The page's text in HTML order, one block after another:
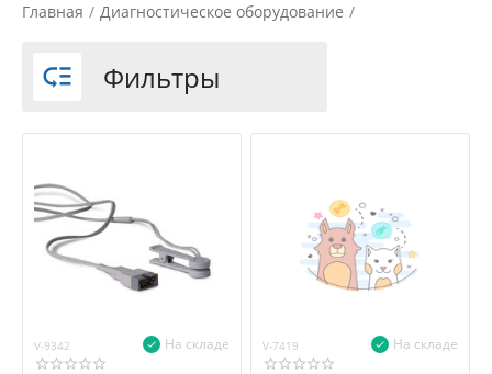
₽–
Производители
Dixion (Россия)
Mindray (Китай)
Главная / Диагностическое оборудование /
 Фильтры
V-9342 На складе V-7419 На складе